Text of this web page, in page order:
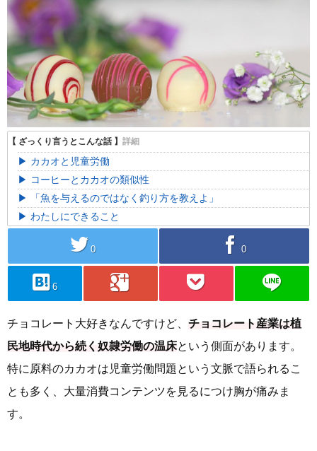
カカオと児童労働
コーヒーとカカオの類似性
「魚を与えるのではなく釣り方を教えよ」
わたしにできること
twitter 0 facebook 0
hatebu 6 googleplus pocket line
チョコレート大好きなんですけど、 チョコレート産業は植
民地時代から続く奴隷労働の温床という側面があります。
特に原料のカカオは児童労働問題という文脈で語られるこ
とも多く、大量消費コンテンツを見るにつけ胸が痛みま
す。